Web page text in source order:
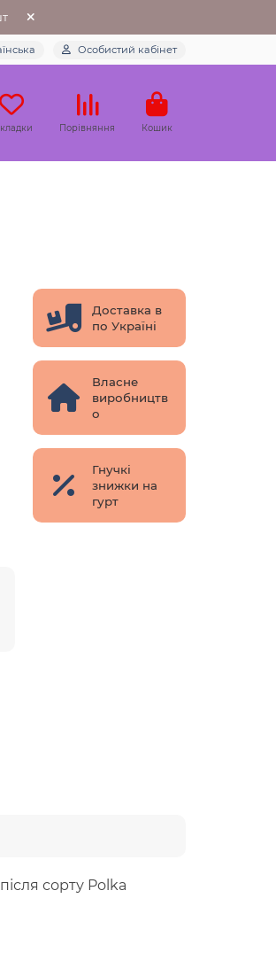
Особистий кабінет
Порівняння Кошик
Доставка в
по Україні
Власне
виробництв
о
Гнучкі
знижки на
гурт
сорту Polka